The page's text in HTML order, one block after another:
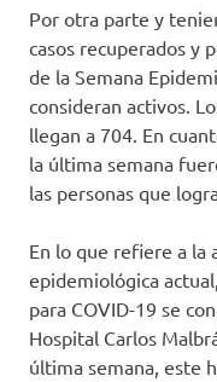
Por otra parte y
casos recuperados y
de la Semana
consideran activos.
llegan a 704. En
la última semana
las personas que
En lo que refiere a la
epidemiológica
para COVID-19 se
Hospital Carlos
última semana, este